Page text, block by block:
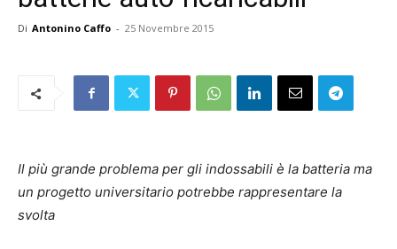
Di Antonino Caffo - 25 Novembre 2015
Il più grande problema per gli indossabili è la batteria ma
un progetto universitario potrebbe rappresentare la
svolta